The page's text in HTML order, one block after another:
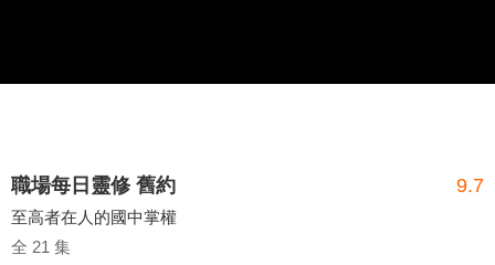
職場每日靈修 舊約 9.7
至高者在人的國中掌權
全 21 集